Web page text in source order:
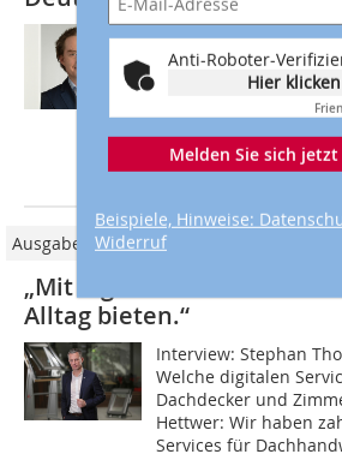
Anti-Roboter-
Hier klicken
Melden Sie sich jetzt
Beispiele, Hinweise:
Widerruf
Zum 1. April 2021
als Geschäftsführer
Vertriebsleitung bei
seiner neuen
Ausgabe 6-7/2021
„Mit digitalen Services
Alltag bieten.“
Interview: Stephan
Welche digitalen
Dachdecker und
Hettwer: Wir haben
Services für